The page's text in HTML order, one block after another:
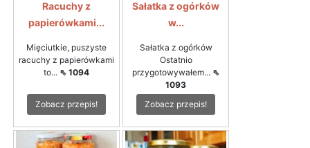
Racuchy z
papierówkami...
Mięciutkie, puszyste
racuchy z papierówkami
to... ⇖ 1094
Zobacz przepis!
Sałatka z ogórków
w...
Sałatka z ogórków
Ostatnio
przygotowywałem... ⇖
1093
Zobacz przepis!